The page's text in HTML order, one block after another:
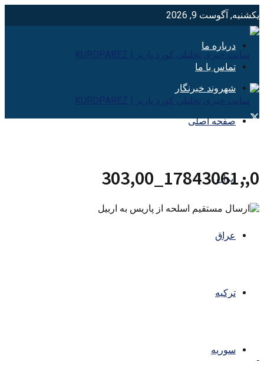
یکشنبه, آگوست 9, 2026
درباره ما
تماس با ما
شهروند خبرنگار
صفحه اصلی
ایران
عراق
ترکیه
سوریه
0,,17843061_303,00